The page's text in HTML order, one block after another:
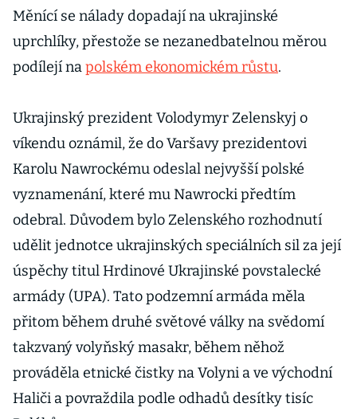
Měnící se nálady dopadají na ukrajinské
uprchlíky, přestože se nezanedbatelnou měrou
podílejí napolském ekonomickém růstu.
Ukrajinský prezident Volodymyr Zelenskyj o
víkendu oznámil, že do Varšavy prezidentovi
Karolu Nawrockému odeslal nejvyšší polské
vyznamenání, které mu Nawrocki předtím
odebral. Důvodem bylo Zelenského rozhodnutí
udělit jednotce ukrajinských speciálních sil za její
úspěchy titul Hrdinové Ukrajinské povstalecké
armády (UPA). Tato podzemní armáda měla
přitom během druhé světové války na svědomí
takzvaný volyňský masakr, během něhož
prováděla etnické čistky na Volyni a ve východní
Haliči a povraždila podle odhadů desítky tisíc